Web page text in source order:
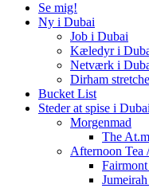
Se mig!
Ny i Dubai
Job i Dubai
Kæledyr i
Netværk i
Dirham
Bucket List
Steder at spise i Dubai
Morgenmad
The
Afternoon Tea